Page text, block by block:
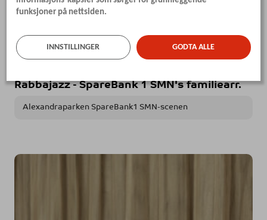
Rabbajazz - SpareBank 1 SMN's familiearr.
Alexandraparken SpareBank1 SMN-scenen
funksjoner på nettsiden.
INNSTILLINGER GODTA ALLE